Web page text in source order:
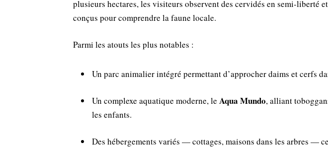
plusieurs hectares, les visiteurs observent des cervidés en semi-liberté
conçus pour comprendre la faune locale.
Parmi les atouts les plus notables :
Un parc animalier intégré permettant d’approcher daims et cerfs
Un complexe aquatique moderne, le Aqua Mundo, alliant
les enfants.
Des hébergements variés — cottages, maisons dans les arbres —